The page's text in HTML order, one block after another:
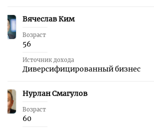
2 Вячеслав Ким
Возраст
56
Источник дохода
Диверсифицированный бизнес
3 Нурлан Смагулов
Возраст
60